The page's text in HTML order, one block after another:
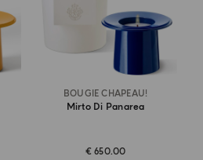
BOUGIE CHAPEAU!
Mirto Di Panarea
€ 650.00